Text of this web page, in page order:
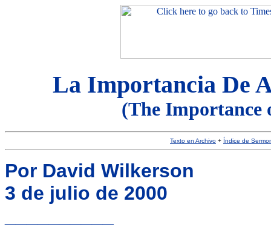
La Importancia De
(The Importance
Texto en Archivo + Índice de
Por David Wilkerson
3 de julio de 2000